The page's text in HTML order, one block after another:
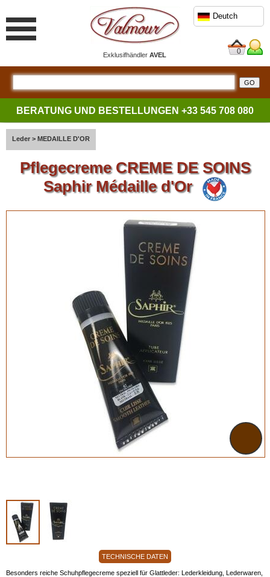
ExklusifhändlerAVEL
Deutch
0
BERATUNG UND BESTELLUNGEN +33 545 708 080
Leder > MEDAILLE D'OR
Pflegecreme CREME DE SOINS
Saphir Médaille d'Or
TECHNISCHE DATEN
Besonders reiche Schuhpflegecreme speziell für Glattleder: Lederkleidung, Lederwaren,